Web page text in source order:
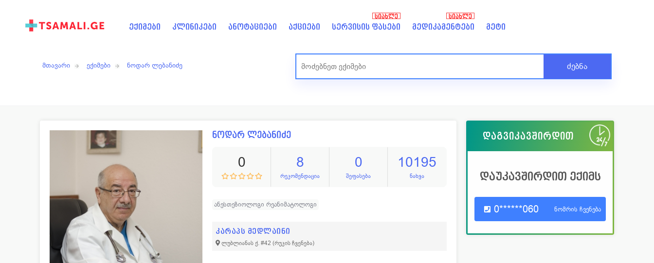
ექიმები კლინიკები ანოტაციები აქციები სერვისის ფასები
ᲡᲘᲐᲮᲚᲔ
მედიკამენტები
ᲡᲘᲐᲮᲚᲔ
მეტი
მთავარი ექიმები ნოდარ ლებანიძე ძებნა
ნოდარ ლებანიძე
0 8
რეკომენდაცია
0
შეფასება
10195
ნახვა
ანესთეზიოლოგი რეანიმატოლოგი
კარაპს მედლაინი
ლუბლიანას ქ. #42(რუკის ჩვენება)
დაგვიკავშირდით
დაუკავშირდით ექიმს
0******060 ნომრის ჩვენება